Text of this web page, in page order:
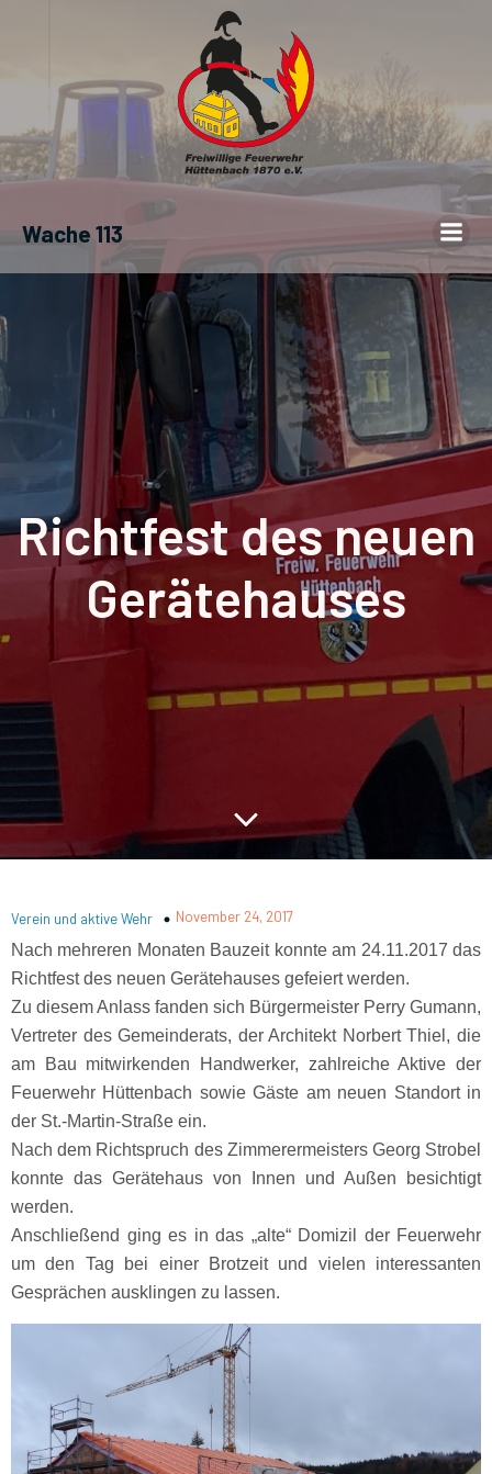
Wache 113
Richtfest des neuen
Gerätehauses
Verein und aktive Wehr November 24, 2017
Nach mehreren Monaten Bauzeit konnte am 24.11.2017 das
Richtfest des neuen Gerätehauses gefeiert werden.
Zu diesem Anlass fanden sich Bürgermeister Perry Gumann,
Vertreter des Gemeinderats, der Architekt Norbert Thiel, die
am Bau mitwirkenden Handwerker, zahlreiche Aktive der
Feuerwehr Hüttenbach sowie Gäste am neuen Standort in
der St.-Martin-Straße ein.
Nach dem Richtspruch des Zimmerermeisters Georg Strobel
konnte das Gerätehaus von Innen und Außen besichtigt
werden.
Anschließend ging es in das „alte“ Domizil der Feuerwehr
um den Tag bei einer Brotzeit und vielen interessanten
Gesprächen ausklingen zu lassen.